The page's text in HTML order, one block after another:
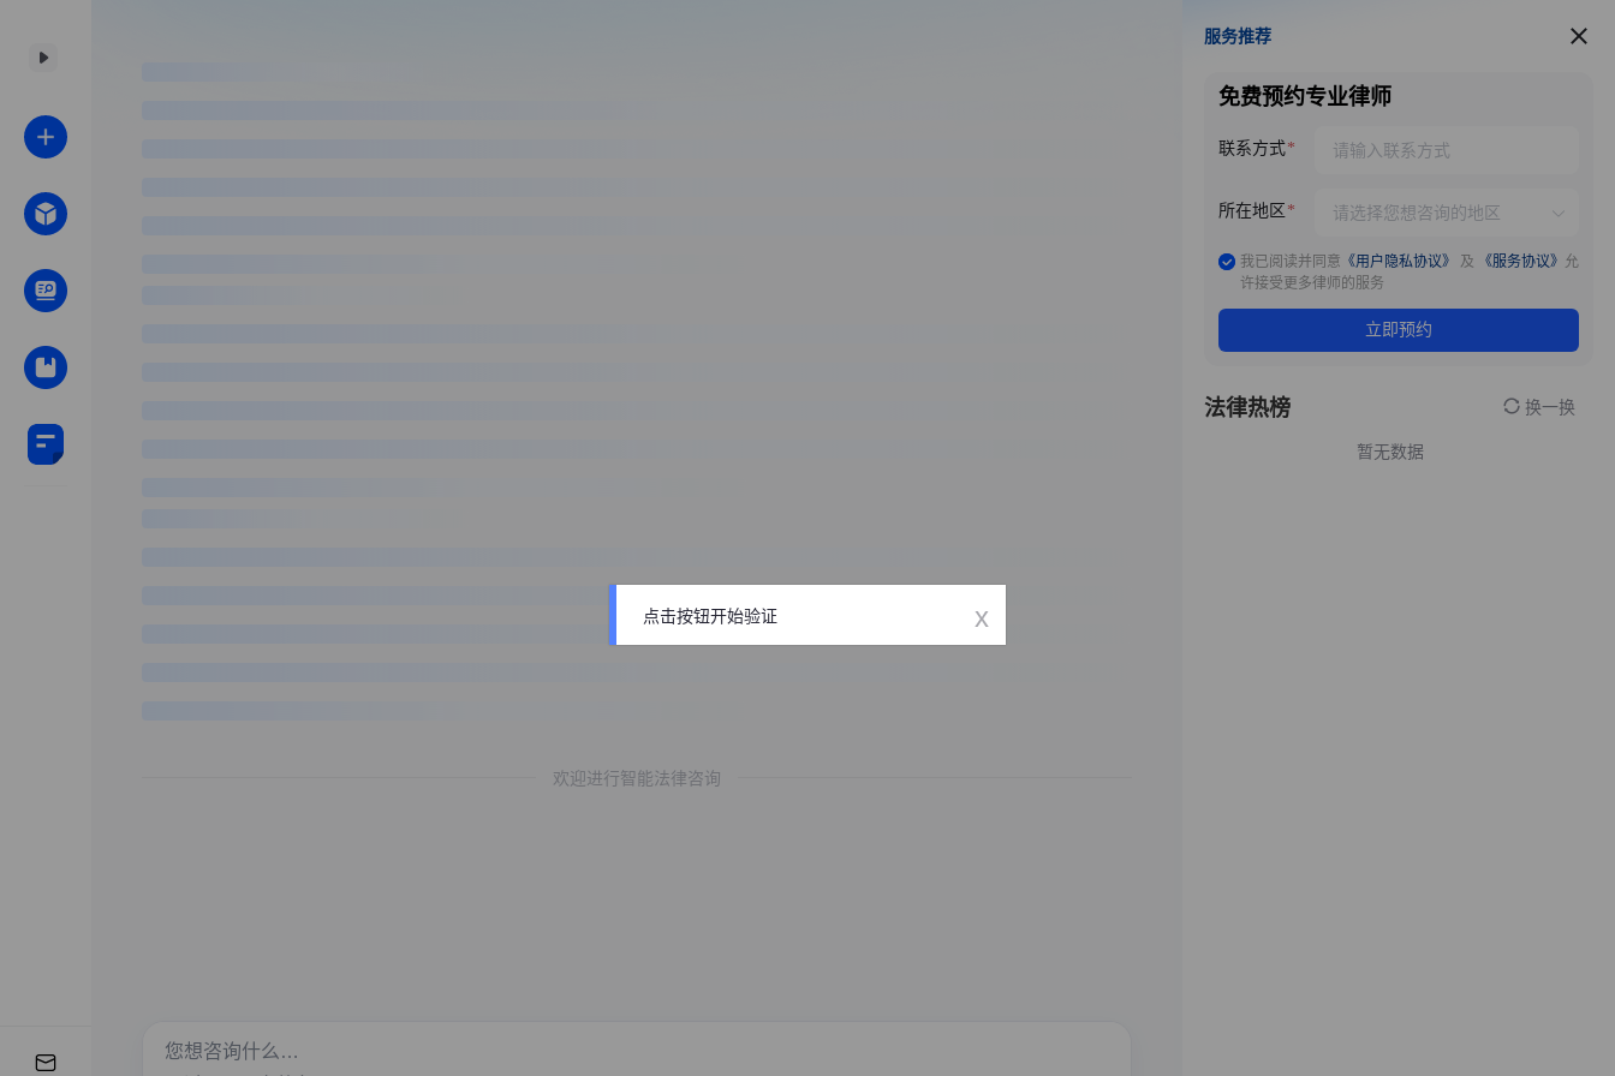
欢迎进行智能法律咨询
服务推荐
服务推荐
免费预约专业律师
联系方式
所在地区
我已阅读并同意 《用户隐私协议》 及 《服务协议》 允
许接受更多律师的服务
立即预约
法律热榜 换一换
暂无数据
点击按钮开始验证 x